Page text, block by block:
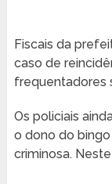
Fiscais da
caso de
frequentadores
Os policiais
o dono do
criminosa.